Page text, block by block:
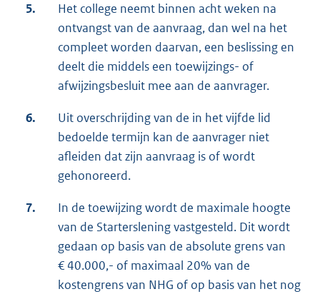
5.
Het college neemt binnen acht weken na
ontvangst van de aanvraag, dan wel na het
compleet worden daarvan, een beslissing en
deelt die middels een toewijzings- of
afwijzingsbesluit mee aan de aanvrager.
6.
Uit overschrijding van de in het vijfde lid
bedoelde termijn kan de aanvrager niet
afleiden dat zijn aanvraag is of wordt
gehonoreerd.
7.
In de toewijzing wordt de maximale hoogte
van de Starterslening vastgesteld. Dit wordt
gedaan op basis van de absolute grens van
€ 40.000,- of maximaal 20% van de
kostengrens van NHG of op basis van het nog